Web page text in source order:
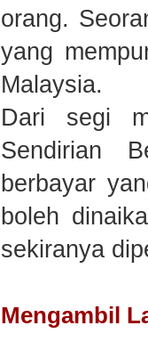
orang.
yang
Malaysia.
Dari segi
Sendirian
berbayar
boleh
sekiranya
Mengambil